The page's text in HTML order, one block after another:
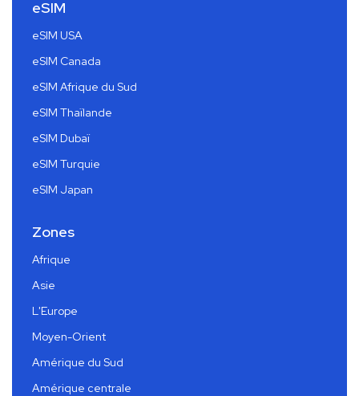
eSIM
eSIM USA
eSIM Canada
eSIM Afrique du Sud
eSIM Thaïlande
eSIM Dubaï
eSIM Turquie
eSIM Japan
Zones
Afrique
Asie
L'Europe
Moyen-Orient
Amérique du Sud
Amérique centrale